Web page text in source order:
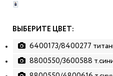
ВЫБЕРИТЕ ЦВЕТ:
6400173/8400277
8800550/3600588